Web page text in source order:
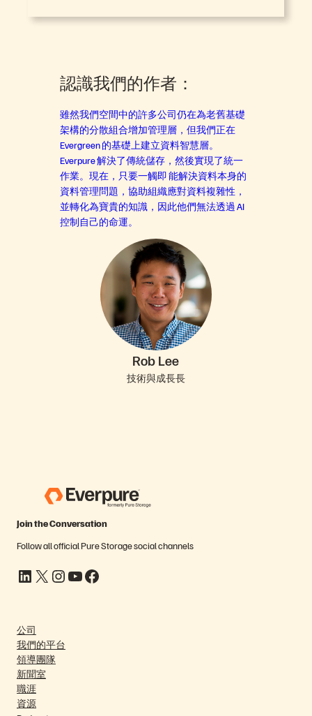
認識我們的作者：
雖然我們空間中的許多公司仍在為老舊基礎
架構的分散組合增加管理層，但我們正在
Evergreen 的基礎上建立資料智慧層。
Everpure 解決了傳統儲存，然後實現了統一
作業。現在，只要一觸即 能解決資料本身的
資料管理問題，協助組織應對資料複雜性，
並轉化為寶貴的知識，因此他們無法透過 AI
控制自己的命運。
Rob Lee
技術與成長長
Join the Conversation
Follow all official Pure Storage social channels
LinkedIn X Instagram YouTube Facebook
公司
我們的平台
領導團隊
新聞室
職涯
資源